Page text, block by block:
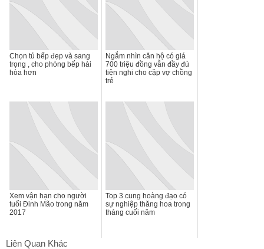
Chọn tủ bếp đẹp và sang
trọng , cho phòng bếp hài
hòa hơn
Ngắm nhìn căn hộ có giá
700 triệu đồng vẫn đầy đủ
tiện nghi cho cặp vợ chồng
trẻ
Xem vận hạn cho người
tuổi Đinh Mão trong năm
2017
Top 3 cung hoàng đạo có
sự nghiệp thăng hoa trong
tháng cuối năm
Liên Quan Khác